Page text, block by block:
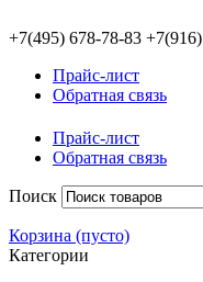
+7(495) 678-78-83 +7(916)
Прайс-лист
Обратная связь
Прайс-лист
Обратная связь
Поиск
Корзина (пусто)
Категории